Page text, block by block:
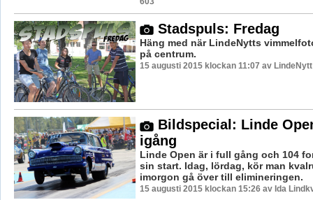
Stadspuls: Fredag
Häng med när LindeNytts
på centrum.
15 augusti 2015 klockan 11:07 av
Bildspecial: Linde
igång
Linde Open är i full gång och 104
sin start. Idag, lördag, kör man
imorgon gå över till elimineringen.
15 augusti 2015 klockan 15:26 av Ida